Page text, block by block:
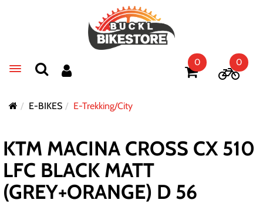
Toggle navigation
0 0
E-BIKES E-Trekking/City
KTM MACINA CROSS CX 510
LFC BLACK MATT
(GREY+ORANGE) D 56